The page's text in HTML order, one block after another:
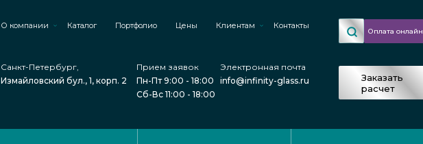
О компании Каталог Портфолио Цены Клиентам Контакты
Санкт-Петербург,
Измайловский бул., 1, корп. 2
Прием заявок
Пн-Пт 9:00 - 18:00
Сб-Вс 11:00 - 18:00
Электронная почта
info@infinity-glass.ru
Оплата онлайн
Заказать
расчет